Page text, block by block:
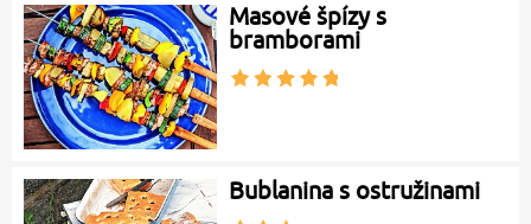
Masové špízy s
bramborami
Bublanina s ostružinami